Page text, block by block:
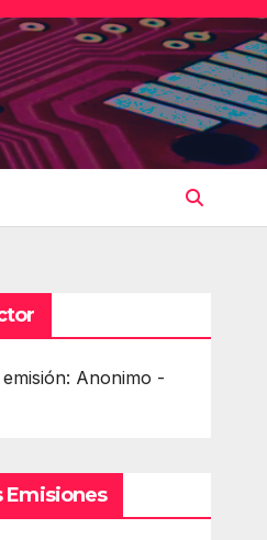
Anonimo -
Emisiones